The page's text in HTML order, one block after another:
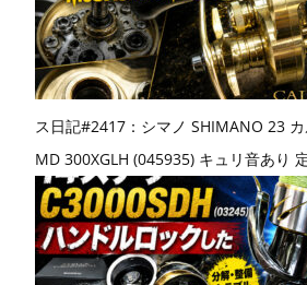
ス日記#2417：シマノ SHIMANO 23
MD 300XGLH (045935) キュリ音あり